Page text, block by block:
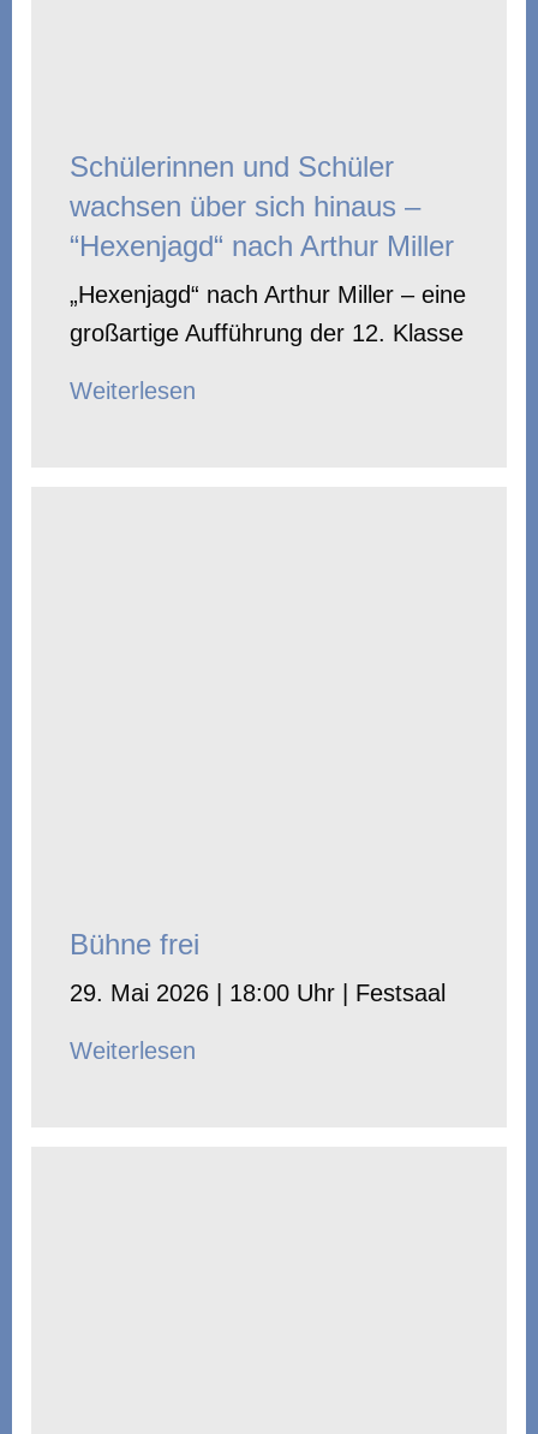
Schülerinnen und Schüler
wachsen über sich hinaus –
“Hexenjagd“ nach Arthur Miller
„Hexenjagd“ nach Arthur Miller – eine
großartige Aufführung der 12. Klasse
Weiterlesen
Bühne frei
29. Mai 2026 | 18:00 Uhr | Festsaal
Weiterlesen